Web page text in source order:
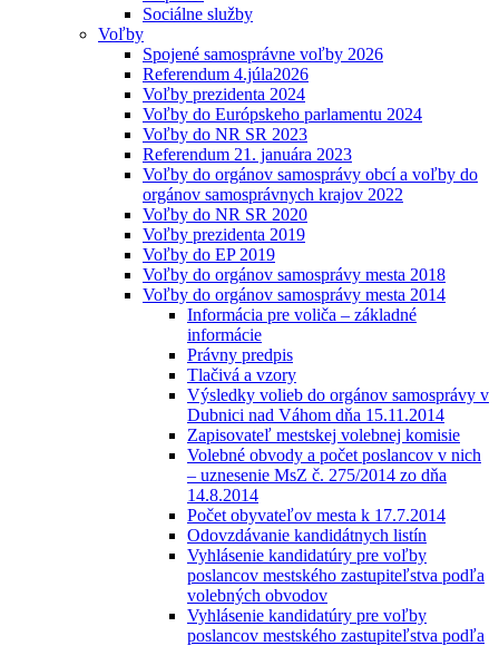
Sociálne služby
Voľby
Spojené samosprávne voľby 2026
Referendum 4.júla2026
Voľby prezidenta 2024
Voľby do Európskeho parlamentu 2024
Voľby do NR SR 2023
Referendum 21. januára 2023
Voľby do orgánov samosprávy obcí a voľby do
orgánov samosprávnych krajov 2022
Voľby do NR SR 2020
Voľby prezidenta 2019
Voľby do EP 2019
Voľby do orgánov samosprávy mesta 2018
Voľby do orgánov samosprávy mesta 2014
Informácia pre voliča – základné
informácie
Právny predpis
Tlačivá a vzory
Výsledky volieb do orgánov samosprávy v
Dubnici nad Váhom dňa 15.11.2014
Zapisovateľ mestskej volebnej komisie
Volebné obvody a počet poslancov v nich
– uznesenie MsZ č. 275/2014 zo dňa
14.8.2014
Počet obyvateľov mesta k 17.7.2014
Odovzdávanie kandidátnych listín
Vyhlásenie kandidatúry pre voľby
poslancov mestského zastupiteľstva podľa
volebných obvodov
Vyhlásenie kandidatúry pre voľby
poslancov mestského zastupiteľstva podľa